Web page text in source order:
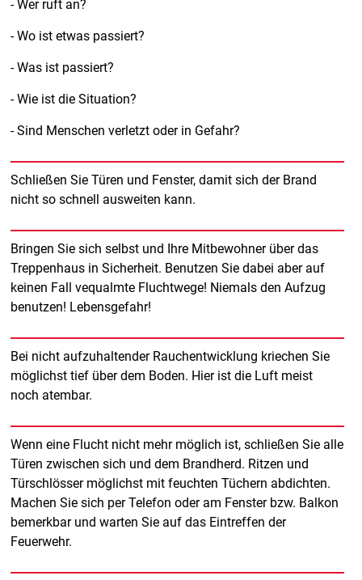
- Wer ruft an?
- Wo ist etwas passiert?
- Was ist passiert?
- Wie ist die Situation?
- Sind Menschen verletzt oder in Gefahr?
Schließen Sie Türen und Fenster, damit sich der Brand
nicht so schnell ausweiten kann.
Bringen Sie sich selbst und Ihre Mitbewohner über das
Treppenhaus in Sicherheit. Benutzen Sie dabei aber auf
keinen Fall vequalmte Fluchtwege! Niemals den Aufzug
benutzen! Lebensgefahr!
Bei nicht aufzuhaltender Rauchentwicklung kriechen Sie
möglichst tief über dem Boden. Hier ist die Luft meist
noch atembar.
Wenn eine Flucht nicht mehr möglich ist, schließen Sie alle
Türen zwischen sich und dem Brandherd. Ritzen und
Türschlösser möglichst mit feuchten Tüchern abdichten.
Machen Sie sich per Telefon oder am Fenster bzw. Balkon
bemerkbar und warten Sie auf das Eintreffen der
Feuerwehr.